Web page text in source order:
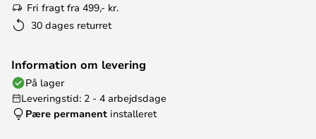
Fri fragt fra 499,- kr.
30 dages returret
Information om levering
På lager
Leveringstid: 2 - 4 arbejdsdage
Pære permanent installeret